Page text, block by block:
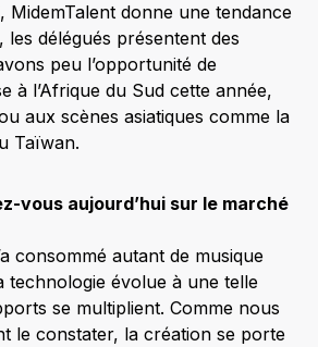
MidemTalent donne une tendance
les délégués présentent des
peu l’opportunité de
à l’Afrique du Sud cette année,
aux scènes asiatiques comme la
Taïwan.
vous aujourd’hui sur le marché
consommé autant de musique
technologie évolue à une telle
se multiplient. Comme nous
le constater, la création se porte